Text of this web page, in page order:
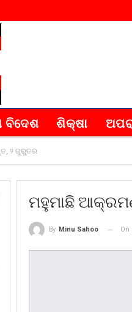
ବିଦେଶ ଶିକ୍ଷା
୨ ଗୁରୁତର
ମହୁମାଛି
By Minu Sahoo On